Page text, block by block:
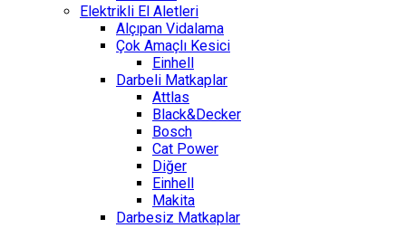
Elektrikli El Aletleri
Alçıpan Vidalama
Çok Amaçlı Kesici
Einhell
Darbeli Matkaplar
Attlas
Black&Decker
Bosch
Cat Power
Diğer
Einhell
Makita
Darbesiz Matkaplar